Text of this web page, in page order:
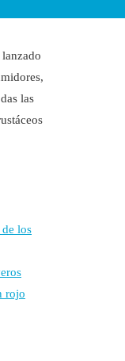
las
los
rojo